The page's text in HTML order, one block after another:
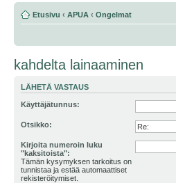
Etusivu ‹ APUA ‹ Ongelmat
kahdelta lainaaminen
LÄHETÄ VASTAUS
Käyttäjätunnus:
Otsikko:
Kirjoita numeroin luku
"kaksitoista":
Tämän kysymyksen tarkoitus on
tunnistaa ja estää automaattiset
rekisteröitymiset.